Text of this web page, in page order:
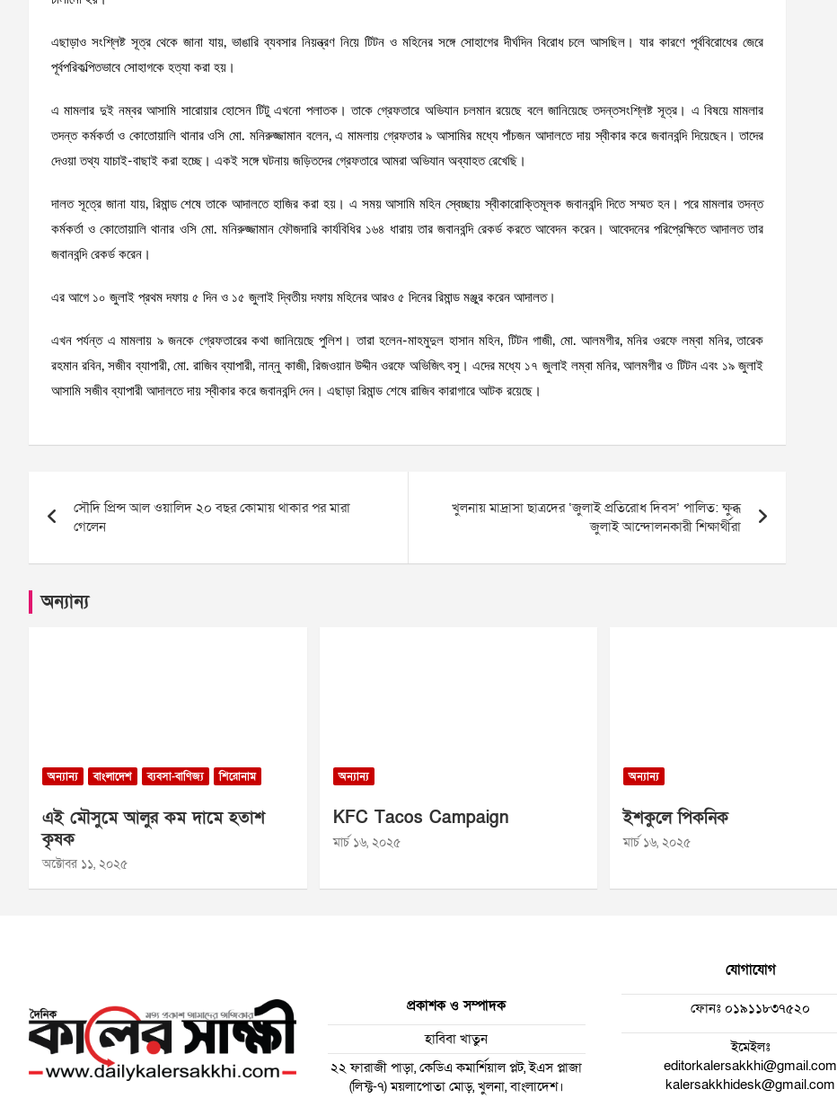
এছাড়াও সংশ্লিষ্ট সূত্র থেকে জানা যায়, ভাঙারি ব্যবসার নিয়ন্ত্রণ নিয়ে টিটন ও মহিনের সঙ্গে সোহাগের দীর্ঘদিন বিরোধ চলে আসছিল। যার কারণে পূর্ববিরোধের জেরে
পূর্বপরিকল্পিতভাবে সোহাগকে হত্যা করা হয়।
এ মামলার দুই নম্বর আসামি সারোয়ার হোসেন টিটু এখনো পলাতক। তাকে গ্রেফতারে অভিযান চলমান রয়েছে বলে জানিয়েছে তদন্তসংশ্লিষ্ট সূত্র। এ বিষয়ে মামলার
তদন্ত কর্মকর্তা ও কোতোয়ালি থানার ওসি মো. মনিরুজ্জামান বলেন, এ মামলায় গ্রেফতার ৯ আসামির মধ্যে পাঁচজন আদালতে দায় স্বীকার করে জবানবন্দি দিয়েছেন। তাদের
দেওয়া তথ্য যাচাই-বাছাই করা হচ্ছে। একই সঙ্গে ঘটনায় জড়িতদের গ্রেফতারে আমরা অভিযান অব্যাহত রেখেছি।
দালত সূত্রে জানা যায়, রিমান্ড শেষে তাকে আদালতে হাজির করা হয়। এ সময় আসামি মহিন স্বেচ্ছায় স্বীকারোক্তিমূলক জবানবন্দি দিতে সম্মত হন। পরে মামলার তদন্ত
কর্মকর্তা ও কোতোয়ালি থানার ওসি মো. মনিরুজ্জামান ফৌজদারি কার্যবিধির ১৬৪ ধারায় তার জবানবন্দি রেকর্ড করতে আবেদন করেন। আবেদনের পরিপ্রেক্ষিতে আদালত তার
জবানবন্দি রেকর্ড করেন।
এর আগে ১০ জুলাই প্রথম দফায় ৫ দিন ও ১৫ জুলাই দ্বিতীয় দফায় মহিনের আরও ৫ দিনের রিমান্ড মঞ্জুর করেন আদালত।
এখন পর্যন্ত এ মামলায় ৯ জনকে গ্রেফতারের কথা জানিয়েছে পুলিশ। তারা হলেন-মাহমুদুল হাসান মহিন, টিটন গাজী, মো. আলমগীর, মনির ওরফে লম্বা মনির, তারেক
রহমান রবিন, সজীব ব্যাপারী, মো. রাজিব ব্যাপারী, নান্নু কাজী, রিজওয়ান উদ্দীন ওরফে অভিজিৎ বসু। এদের মধ্যে ১৭ জুলাই লম্বা মনির, আলমগীর ও টিটন এবং ১৯ জুলাই
আসামি সজীব ব্যাপারী আদালতে দায় স্বীকার করে জবানবন্দি দেন। এছাড়া রিমান্ড শেষে রাজিব কারাগারে আটক রয়েছে।
navigation
সৌদি প্রিন্স আল ওয়ালিদ ২০ বছর কোমায় থাকার পর মারা
গেলেন
খুলনায় মাদ্রাসা ছাত্রদের ‘জুলাই প্রতিরোধ দিবস’ পালিত: ক্ষুব্ধ
জুলাই আন্দোলনকারী শিক্ষার্থীরা
অন্যান্য
অন্যান্য বাংলাদেশ ব্যবসা-বাণিজ্য শিরোনাম
এই মৌসুমে আলুর কম দামে হতাশ
কৃষক
অক্টোবর ১১, ২০২৫
অন্যান্য
KFC Tacos Campaign
মার্চ ১৬, ২০২৫
অন্যান্য
ইশকুলে পিকনিক
মার্চ ১৬, ২০২৫
প্রকাশক ও সম্পাদক
হাবিবা খাতুন
২২ ফারাজী পাড়া, কেডিএ কমার্শিয়াল প্লট, ইএস প্লাজা
(লিফ্ট-৭) ময়লাপোতা মোড়, খুলনা, বাংলাদেশ।
যোগাযোগ
ফোনঃ ০১৯১১৮৩৭৫২০
ইমেইলঃ
editorkalersakkhi@gmail.com
kalersakkhidesk@gmail.com